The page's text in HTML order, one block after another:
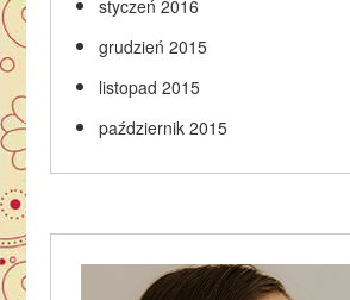
styczeń 2016
grudzień 2015
listopad 2015
październik 2015